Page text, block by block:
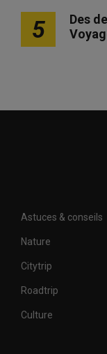
5
Des
Astuces & conseils
Nature
Citytrip
Roadtrip
Culture